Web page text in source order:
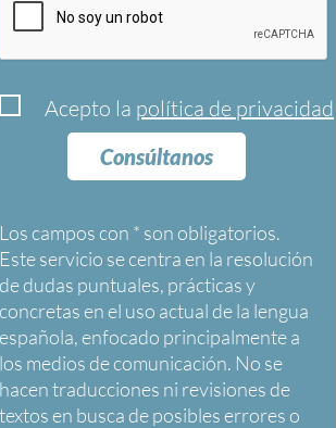
Acepto la política de privacidad
Consúltanos
Los campos con * son obligatorios